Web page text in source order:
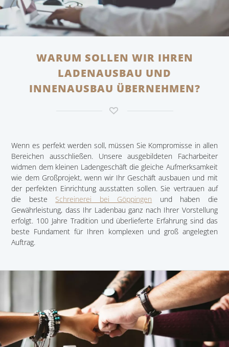
WARUM SOLLEN WIR IHREN
LADENAUSBAU UND
INNENAUSBAU ÜBERNEHMEN?
Wenn es perfekt werden soll, müssen Sie Kompromisse in allen
Bereichen ausschließen. Unsere ausgebildeten Facharbeiter
widmen dem kleinen Ladengeschäft die gleiche Aufmerksamkeit
wie dem Großprojekt, wenn wir Ihr Geschäft ausbauen und mit
der perfekten Einrichtung ausstatten sollen. Sie vertrauen auf
die beste Schreinerei bei Göppingen und haben die
Gewährleistung, dass Ihr Ladenbau ganz nach Ihrer Vorstellung
erfolgt. 100 Jahre Tradition und überlieferte Erfahrung sind das
beste Fundament für Ihren komplexen und groß angelegten
Auftrag.